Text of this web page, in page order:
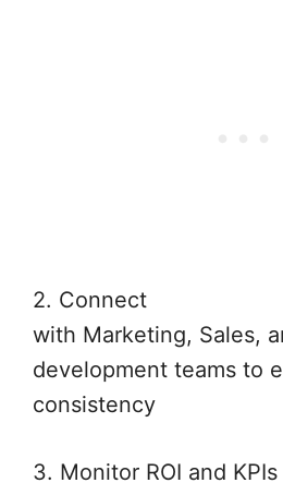
2. Connect
with Marketing, Sales,
development teams to
consistency
3. Monitor ROI and KPIs